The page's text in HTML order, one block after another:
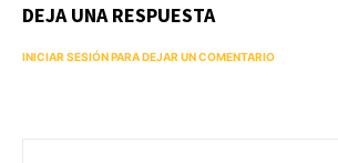
DEJA UNA RESPUESTA
INICIAR SESIÓN PARA DEJAR UN COMENTARIO